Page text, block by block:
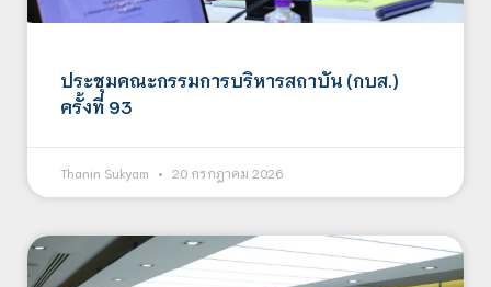
ประชุมคณะกรรมการบริหารสถาบัน (กบส.)
ครั้งที่ 93
Thanin Sukyam 20 กรกฎาคม 2026